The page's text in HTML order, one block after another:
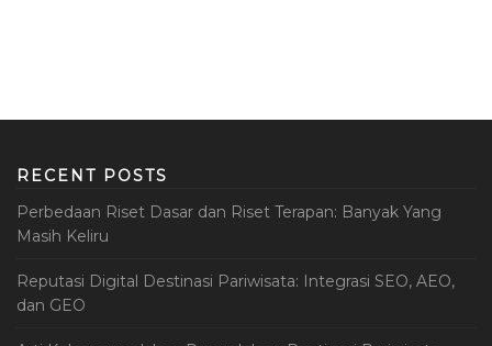
RECENT POSTS
Perbedaan Riset Dasar dan Riset Terapan: Banyak Yang
Masih Keliru
Reputasi Digital Destinasi Pariwisata: Integrasi SEO, AEO,
dan GEO